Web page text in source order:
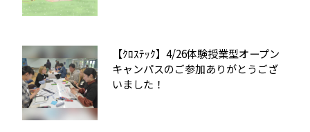
【ｸﾛｽﾃｯｸ】4/26体験授業型オープン
キャンパスのご参加ありがとうござ
いました！